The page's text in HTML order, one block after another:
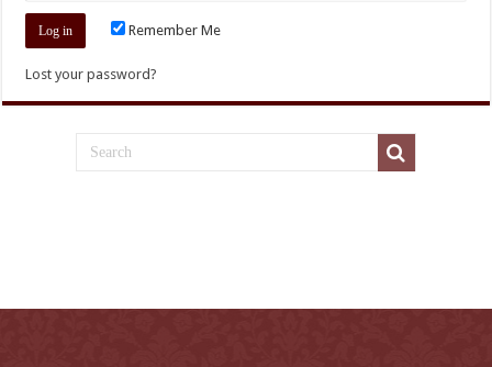
Remember Me
Lost your password?